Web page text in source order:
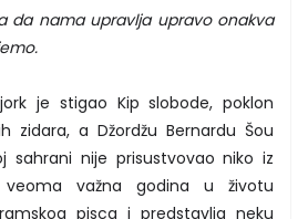
da nama upravlja upravo onakva
je stigao Kip slobode, poklon
zidara, a Džordžu Bernardu Šou
sahrani nije prisustvovao niko iz
važna godina u životu
pisca i predstavlja neku